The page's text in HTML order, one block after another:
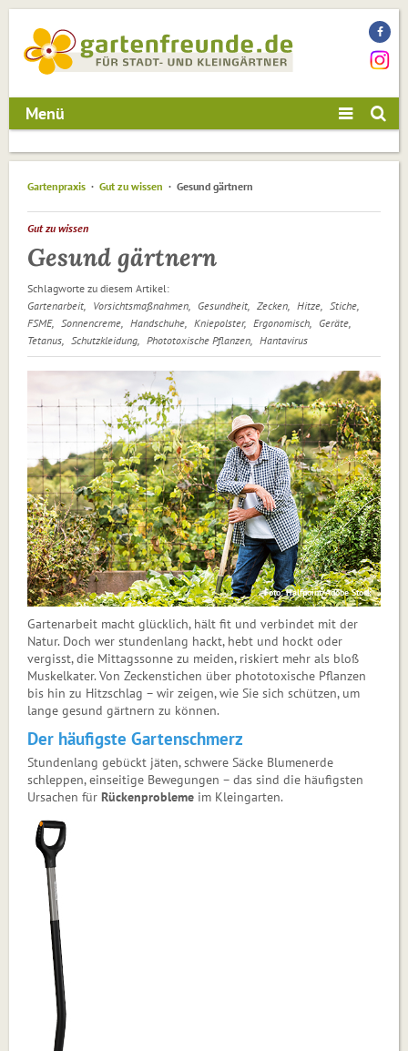
Menü
Gartenpraxis Gut zu wissen Gesund gärtnern
Gut zu wissen
Gesund gärtnern
Schlagworte zu diesem Artikel:
Gartenarbeit
Vorsichtsmaßnahmen Gesundheit Zecken Hitze
Stiche
FSME
Sonnencreme Handschuhe Kniepolster Ergonomisch
Geräte
Tetanus
Schutzkleidung Phototoxische Pflanzen Hantavirus
Foto: Halfpoint/Adobe Stock
Gartenarbeit macht glücklich, hält fit und verbindet mit der
Natur. Doch wer stundenlang hackt, hebt und hockt oder
vergisst, die Mittagssonne zu meiden, riskiert mehr als bloß
Muskelkater. Von Zeckenstichen über phototoxische Pflanzen
bis hin zu Hitzschlag – wir zeigen, wie Sie sich schützen, um
lange gesund gärtnern zu können.
Der häufigste Gartenschmerz
Stundenlang gebückt jäten, schwere Säcke Blumenerde
schleppen, einseitige Bewegungen – das sind die häufigsten
Ursachen für Rückenprobleme im Kleingarten.